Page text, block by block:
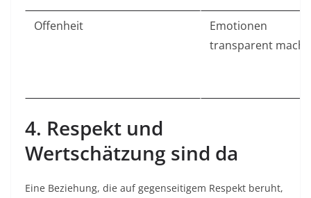
Offenheit
Emotionen
transparent
4. Respekt und
Wertschätzung sind da
Eine Beziehung, die auf gegenseitigem Respekt beruht,